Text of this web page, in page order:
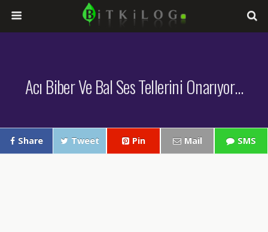
Acı Biber Ve Bal Ses Tellerini Onarıyor…
Share Tweet Pin Mail SMS